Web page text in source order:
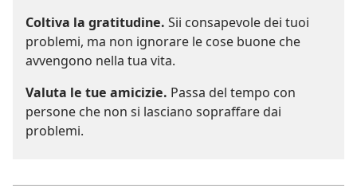
Coltiva la gratitudine. Sii consapevole dei tuoi
problemi, ma non ignorare le cose buone che
avvengono nella tua vita.
Valuta le tue amicizie. Passa del tempo con
persone che non si lasciano sopraffare dai
problemi.